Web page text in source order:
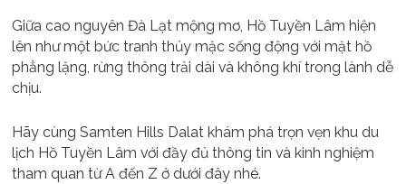
Giữa cao nguyên Đà Lạt mộng mơ, Hồ Tuyền Lâm hiện
lên như một bức tranh thủy mặc sống động với mặt hồ
phẳng lặng, rừng thông trải dài và không khí trong lành dễ
chịu.
Hãy cùng Samten Hills Dalat khám phá trọn vẹn khu du
lịch Hồ Tuyền Lâm với đầy đủ thông tin và kinh nghiệm
tham quan từ A đến Z ở dưới đây nhé.